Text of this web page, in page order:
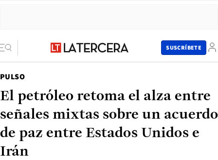
SUSCRÍBETE
PULSO
El petróleo retoma el alza entre
señales mixtas sobre un acuerdo
de paz entre Estados Unidos e
Irán